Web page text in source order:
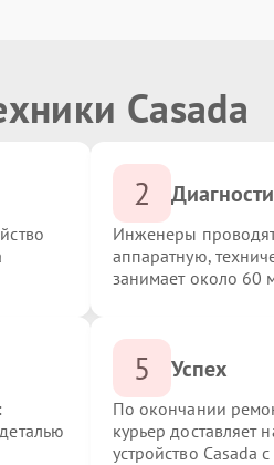
Casada
2
Инженеры
аппаратную,
занимает около 60
5 Успех
По окончании
курьер доставляет
устройство Casada